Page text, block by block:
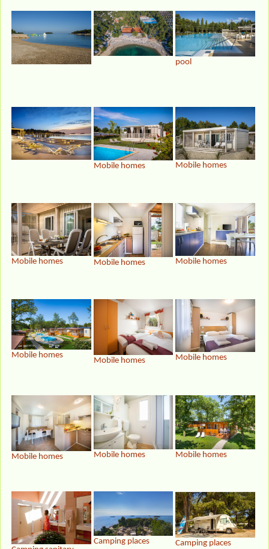
pool
Mobile homes Mobile homes
Mobile homes Mobile homes Mobile homes
Mobile homes
Mobile homes Mobile homes
Mobile homes Mobile homes Mobile homes
Camping places Camping places